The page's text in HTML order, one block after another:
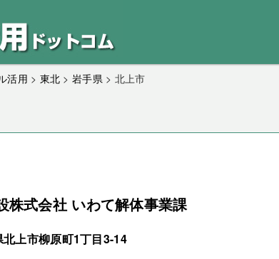
活用 > 東北 >岩手県> 北上市
株式会社 いわて解体事業課
上市柳原町1丁目3-14